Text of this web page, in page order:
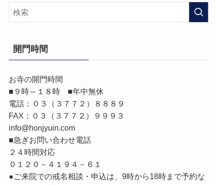
開門時間
お寺の開門時間
■９時～１８時 ■年中無休
電話：０３（３７７２）８８８９
FAX：０３（３７７２）９９９３
info@honjyuin.com
■急ぎお問い合わせ電話
２４時間対応
０１２０－４１９４－６１
●ご来院での戒名相談・申込は、9時から18時まで予約な